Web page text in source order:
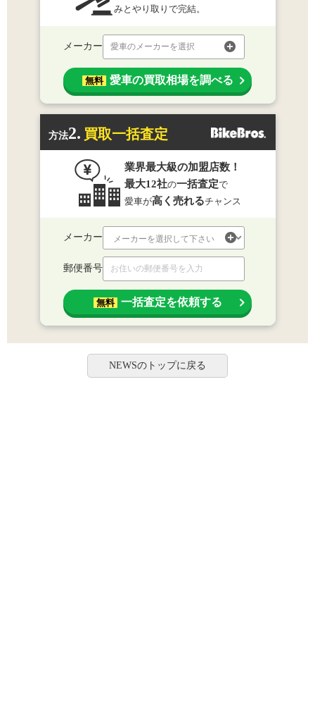
みとやり取りで完結。
メーカー 愛車のメーカーを選択
無料 愛車の買取相場を調べる
方法2. 買取一括査定
業界最大級の加盟店数！
最大12社の一括査定で
愛車が高く売れるチャンス
メーカー
郵便番号
無料 一括査定を依頼する
NEWSのトップに戻る